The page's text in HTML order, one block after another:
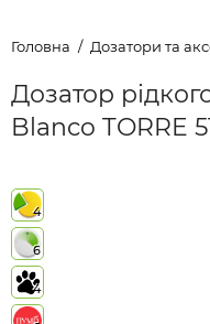
Головна Дозатори та
Дозатор
Blanco TORRE
4
6
4